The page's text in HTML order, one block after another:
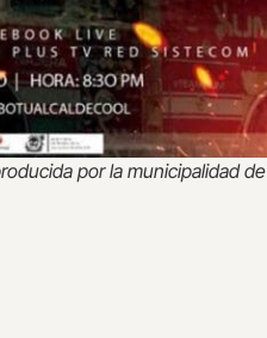
por la municipalidad de